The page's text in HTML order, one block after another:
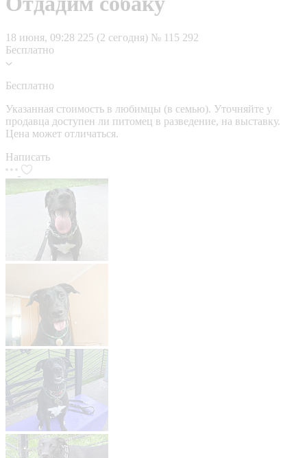
18 июня, 09:28 225 (2 сегодня) № 115 292
Бесплатно
Бесплатно
Указанная стоимость в любимцы (в семью). Уточняйте у
продавца доступен ли питомец в разведение, на выставку.
Цена может отличаться.
Написать